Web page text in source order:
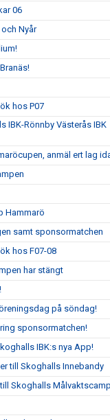
06
Nyår
hos P07
IBK-Rönnby Västerås IBK
anmäl ert lag
Hammarö
samt sponsormatchen
hos F07-08
har stängt
på söndag!
sponsormatchen!
IBK:s nya App!
till Skoghalls Innebandy
Skoghalls